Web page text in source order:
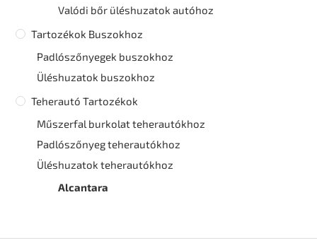
Valódi bőr üléshuzatok autóhoz
Tartozékok Buszokhoz
Padlószőnyegek buszokhoz
Üléshuzatok buszokhoz
Teherautó Tartozékok
Műszerfal burkolat teherautókhoz
Padlószőnyeg teherautókhoz
Üléshuzatok teherautókhoz
Alcantara